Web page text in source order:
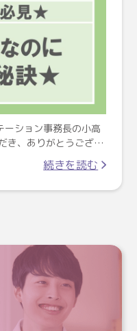
ーション事務長の小高
き、ありがとうござ…
続きを読む